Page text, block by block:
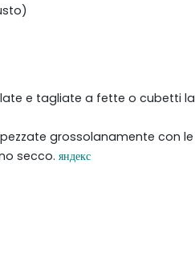
e tagliate a fette o cubetti la
grossolanamente con le
secco. яндекс